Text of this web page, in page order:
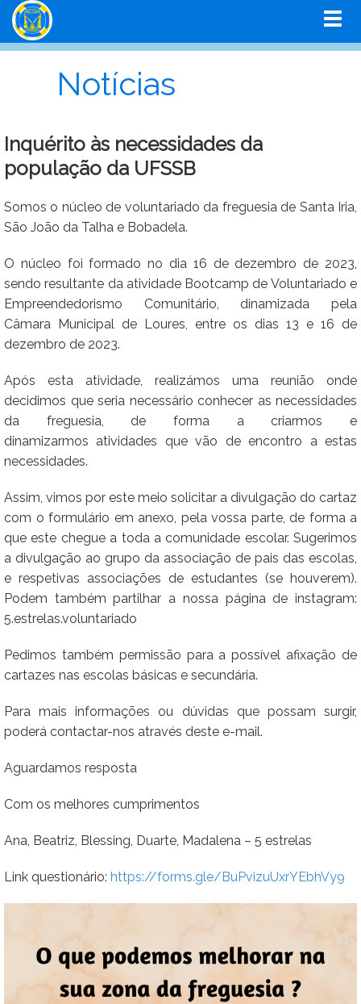
Notícias
Inquérito às necessidades da
população da UFSSB
Somos o núcleo de voluntariado da freguesia de Santa Iria,
São João da Talha e Bobadela.
O núcleo foi formado no dia 16 de dezembro de 2023,
sendo resultante da atividade Bootcamp de Voluntariado e
Empreendedorismo Comunitário, dinamizada pela
Câmara Municipal de Loures, entre os dias 13 e 16 de
dezembro de 2023.
Após esta atividade, realizámos uma reunião onde
decidimos que seria necessário conhecer as necessidades
da freguesia, de forma a criarmos e
dinamizarmos atividades que vão de encontro a estas
necessidades.
Assim, vimos por este meio solicitar a divulgação do cartaz
com o formulário em anexo, pela vossa parte, de forma a
que este chegue a toda a comunidade escolar. Sugerimos
a divulgação ao grupo da associação de pais das escolas,
e respetivas associações de estudantes (se houverem).
Podem também partilhar a nossa página de instagram:
5.estrelas.voluntariado
Pedimos também permissão para a possível afixação de
cartazes nas escolas básicas e secundária.
Para mais informações ou dúvidas que possam surgir,
poderá contactar-nos através deste e-mail.
Aguardamos resposta
Com os melhores cumprimentos
Ana, Beatriz, Blessing, Duarte, Madalena – 5 estrelas
Link questionário: https://forms.gle/BuPvizuUxrYEbhVy9